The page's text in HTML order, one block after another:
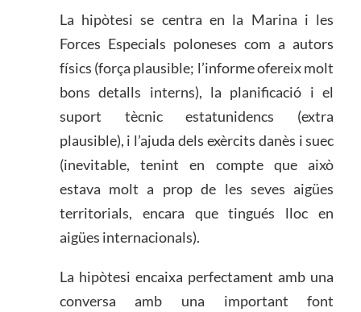
La hipòtesi se centra en la Marina i les
Forces Especials poloneses com a autors
físics (força plausible; l’informe ofereix molt
bons detalls interns), la planificació i el
suport tècnic estatunidencs (extra
plausible), i l’ajuda dels exèrcits danès i suec
(inevitable, tenint en compte que això
estava molt a prop de les seves aigües
territorials, encara que tingués lloc en
aigües internacionals).
La hipòtesi encaixa perfectament amb una
conversa amb una important font